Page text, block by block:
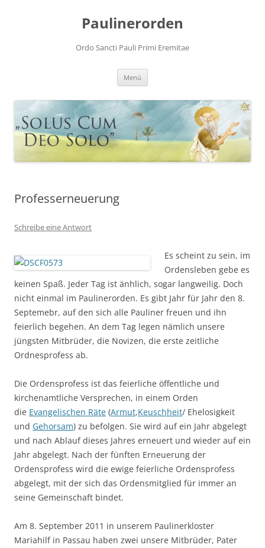
Paulinerorden
Ordo Sancti Pauli Primi Eremitae
Menü
Professerneuerung
Schreibe eine Antwort
Es scheint zu sein, im
Ordensleben gebe es
keinen Spaß. Jeder Tag ist änhlich, sogar langweilig. Doch
nicht einmal im Paulinerorden. Es gibt Jahr für Jahr den 8.
Septemebr, auf den sich alle Pauliner freuen und ihn
feierlich begehen. An dem Tag legen nämlich unsere
jüngsten Mitbrüder, die Novizen, die erste zeitliche
Ordnesprofess ab.
Die Ordensprofess ist das feierliche öffentliche und
kirchenamtliche Versprechen, in einem Orden
die Evangelischen Räte (Armut,Keuschheit/ Ehelosigkeit
und Gehorsam) zu befolgen. Sie wird auf ein Jahr abgelegt
und nach Ablauf dieses Jahres erneuert und wieder auf ein
Jahr abgelegt. Nach der fünften Erneuerung der
Ordensprofess wird die ewige feierliche Ordensprofess
abgelegt, mit der sich das Ordensmitglied für immer an
seine Gemeinschaft bindet.
Am 8. September 2011 in unserem Paulinerkloster
Mariahilf in Passau haben zwei unsere Mitbrüder, Pater